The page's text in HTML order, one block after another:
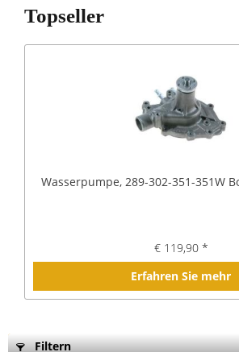
Topseller
Wasserpumpe, 289-302-351-351W
€ 119,90 *
Erfahren Sie mehr
Filtern